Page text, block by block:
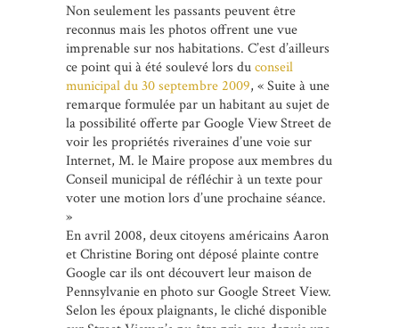
Non seulement les passants peuvent être
reconnus mais les photos offrent une vue
imprenable sur nos habitations. C’est d’ailleurs
ce point qui à été soulevé lors duconseil
municipal du 30 septembre 2009, « Suite à une
remarque formulée par un habitant au sujet de
la possibilité offerte par Google View Street de
voir les propriétés riveraines d’une voie sur
Internet, M. le Maire propose aux membres du
Conseil municipal de réfléchir à un texte pour
voter une motion lors d’une prochaine séance.
»
En avril 2008, deux citoyens américains Aaron
et Christine Boring ont déposé plainte contre
Google car ils ont découvert leur maison de
Pennsylvanie en photo sur Google Street View.
Selon les époux plaignants, le cliché disponible